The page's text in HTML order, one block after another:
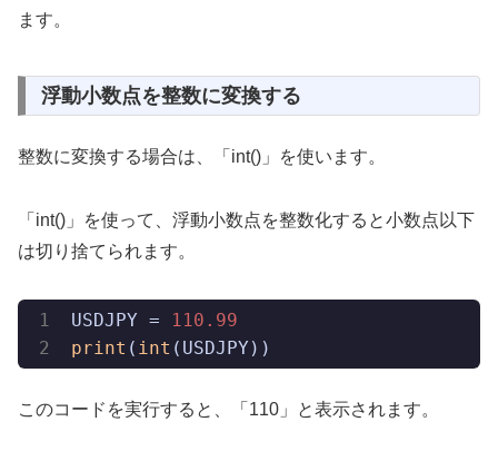
ます。
浮動小数点を整数に変換する
整数に変換する場合は、「int()」を使います。
「int()」を使って、浮動小数点を整数化すると小数点以下
は切り捨てられます。
USDJPY =
110.99
print ( int (USDJPY))
このコードを実行すると、「110」と表示されます。